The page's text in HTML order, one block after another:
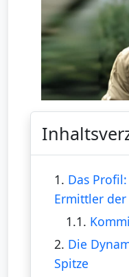
1. Das
Ermittler
1.1.
2. Die
Spitze